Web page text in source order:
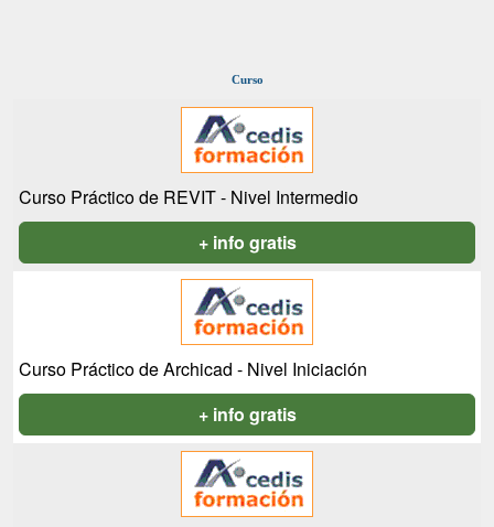
Curso
Curso Práctico de REVIT - Nivel Intermedio
+ info gratis
Curso Práctico de Archicad - Nivel Iniciación
+ info gratis